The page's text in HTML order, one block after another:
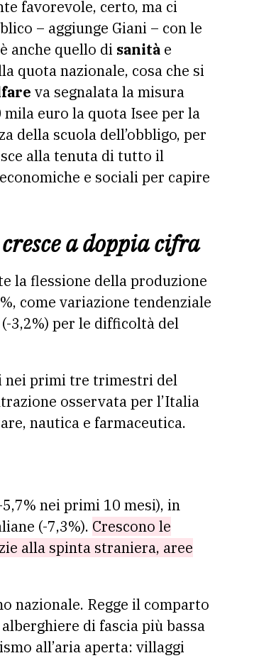
favorevole, certo, ma ci
– aggiunge Giani – con le
anche quello di sanità e
quota nazionale, cosa che si
va segnalata la misura
euro la quota Isee per la
della scuola dell’obbligo, per
alla tenuta di tutto il
e sociali per capire
a doppia cifra
la flessione della produzione
come variazione tendenziale
3,2%) per le difficoltà del
nei primi tre trimestri del
osservata per l’Italia
nautica e farmaceutica.
nei primi 10 mesi), in
(-7,3%). Crescono le
alla spinta straniera, aree
nazionale. Regge il comparto
di fascia più bassa
all’aria aperta: villaggi